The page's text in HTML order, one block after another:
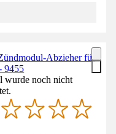
Abzieher für
9455
wurde noch nicht